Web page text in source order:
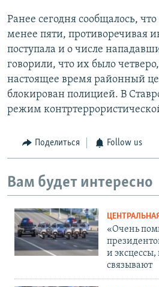
Ранее сегодня сообщалось,
менее пяти, противоречивая
поступала и о числе
говорили, что их было
настоящее время районный
блокирован полицией. В
режим
Поделиться Follow us
Вам будет интересно
«Очень
и
связывают